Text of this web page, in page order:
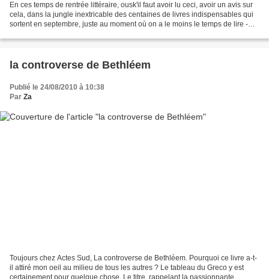
En ces temps de rentrée littéraire, ousk'il faut avoir lu ceci, avoir un avis sur
cela, dans la jungle inextricable des centaines de livres indispensables qui
sortent en septembre, juste au moment où on a le moins le temps de lire -
la controverse de Bethléem
Publié le 24/08/2010 à 10:38
Par Za
Toujours chez Actes Sud, La controverse de Bethléem. Pourquoi ce livre a-t-
il attiré mon oeil au milieu de tous les autres ? Le tableau du Greco y est
certainement pour quelque chose. Le titre, rappelant la passionnante